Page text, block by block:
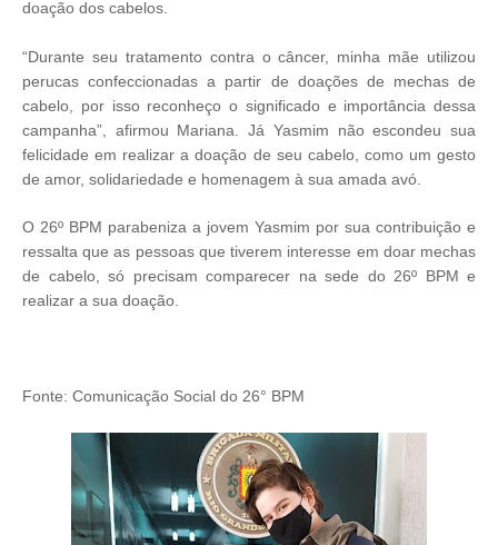
doação dos cabelos.
“Durante seu tratamento contra o câncer, minha mãe utilizou
perucas confeccionadas a partir de doações de mechas de
cabelo, por isso reconheço o significado e importância dessa
campanha”, afirmou Mariana. Já Yasmim não escondeu sua
felicidade em realizar a doação de seu cabelo, como um gesto
de amor, solidariedade e homenagem à sua amada avó.
O 26º BPM parabeniza a jovem Yasmim por sua contribuição e
ressalta que as pessoas que tiverem interesse em doar mechas
de cabelo, só precisam comparecer na sede do 26º BPM e
realizar a sua doação.
Fonte: Comunicação Social do 26° BPM